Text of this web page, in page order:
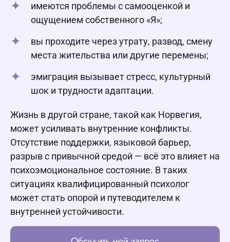
имеются проблемы с самооценкой и
ощущением собственного «Я»;
вы проходите через утрату, развод, смену
места жительства или другие перемены;
эмиграция вызывает стресс, культурный
шок и трудности адаптации.
Жизнь в другой стране, такой как Норвегия,
может усиливать внутренние конфликты.
Отсутствие поддержки, языковой барьер,
разрыв с привычной средой — всё это влияет на
психоэмоциональное состояние. В таких
ситуациях квалифицированный психолог
может стать опорой и путеводителем к
внутренней устойчивости.